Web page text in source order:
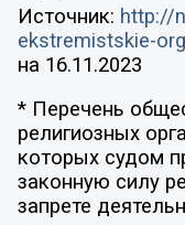
Источник: http://
ekstremistskie-
на 16.11.2023
* Перечень
религиозных
которых судом
законную силу
запрете